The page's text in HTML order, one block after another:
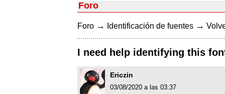
Foro
Foro → Identificación de fuentes →
I need help identifying this
Ericzin
03/08/2020 a las 03:37